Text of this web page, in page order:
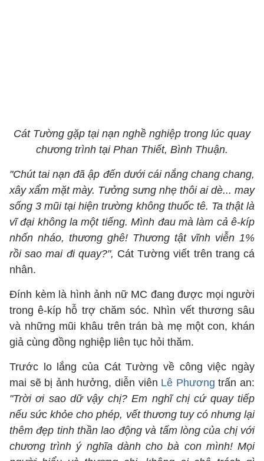
Cát Tường gặp tại nạn nghề nghiệp trong lúc quay
chương trình tại Phan Thiết, Bình Thuận.
"Chút tai nạn đã ập đến dưới cái nắng chang chang,
xây xẩm mặt mày. Tưởng sưng nhẹ thôi ai dè... may
sống 3 mũi tại hiện trường không thuốc tê. Ta thật là
vĩ đại không la một tiếng. Mình đau mà làm cả ê-kíp
nhốn nháo, thương ghê! Thương tật vĩnh viễn 1%
rồi sao mai đi quay?", Cát Tường viết trên trang cá
nhân.
Đính kèm là hình ảnh nữ MC đang được mọi người
trong ê-kíp hỗ trợ chăm sóc. Nhìn vết thương sâu
và những mũi khâu trên trán bà mẹ một con, khán
giả cùng đồng nghiệp liên tục hỏi thăm.
Trước lo lắng của Cát Tường về công việc ngày
mai sẽ bị ảnh hưởng, diễn viên Lê Phương trấn an:
"Trời ơi sao dữ vậy chị? Em nghĩ chị cứ quay tiếp
nếu sức khỏe cho phép, vết thương tuy có nhưng lại
thêm đẹp tinh thần lao động và tấm lòng của chị với
chương trình ý nghĩa dành cho bà con mình! Mọi